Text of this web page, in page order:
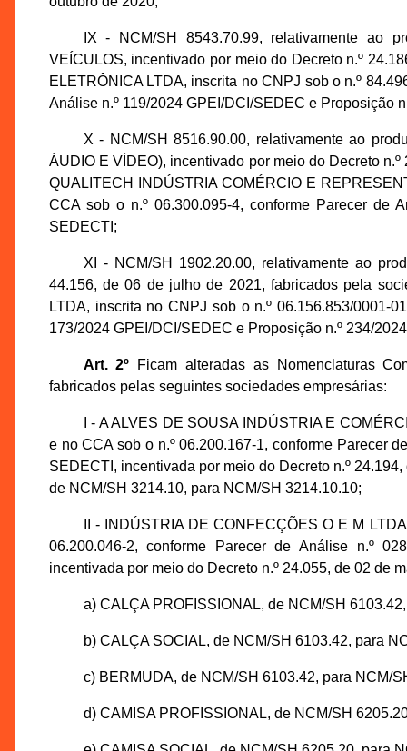
IX - NCM/SH 8543.70.99, relativamente ao
VEÍCULOS, incentivado por meio do Decreto n.º
ELETRÔNICA LTDA, inscrita no CNPJ sob o n.º
Análise n.º 119/2024 GPEI/DCI/SEDEC e Proposição
X - NCM/SH 8516.90.00, relativamente ao
ÁUDIO E VÍDEO), incentivado por meio do Decreto
QUALITECH INDÚSTRIA COMÉRCIO E
CCA sob o n.º 06.300.095-4, conforme Parecer de
SEDECTI;
XI - NCM/SH 1902.20.00, relativamente ao
44.156, de 06 de julho de 2021, fabricados pela
LTDA, inscrita no CNPJ sob o n.º 06.156.853/0001-
173/2024 GPEI/DCI/SEDEC e Proposição n.º 234/
Art. 2º Ficam alteradas as Nomenclaturas
fabricados pelas seguintes sociedades empresárias:
I - A ALVES DE SOUSA INDÚSTRIA E
e no CCA sob o n.º 06.200.167-1, conforme Parecer
SEDECTI, incentivada por meio do Decreto n.º
de NCM/SH 3214.10, para NCM/SH 3214.10.10;
II - INDÚSTRIA DE CONFECÇÕES O E M
06.200.046-2, conforme Parecer de Análise n.º
incentivada por meio do Decreto n.º 24.055, de 02 de
a) CALÇA PROFISSIONAL, de NCM/SH
b) CALÇA SOCIAL, de NCM/SH 6103.42, para
c) BERMUDA, de NCM/SH 6103.42, para NCM/
d) CAMISA PROFISSIONAL, de NCM/SH